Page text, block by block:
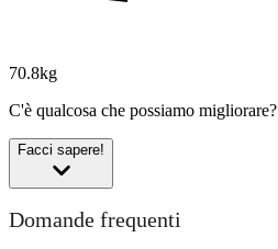
70.8kg
C'è qualcosa che possiamo migliorare?
Facci sapere!
Domande frequenti